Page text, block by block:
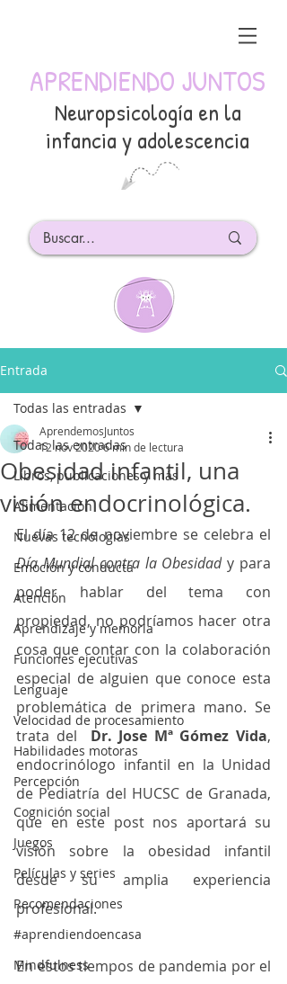
APRENDIENDO JUNTOS
Neuropsicología en la
infancia y adolescencia
Entrada
Todas las entradas
Libros, publicaciones y más
Alimentación
Nuevas tecnologías
Emoción y conducta
Atención
Aprendizaje y memoria
Funciones ejecutivas
Lenguaje
Velocidad de procesamiento
Habilidades motoras
Percepción
Cognición social
Juegos
Películas y series
Recomendaciones
#aprendiendoencasa
Mindfulness
Todas las entradas
Obesidad infantil, una
visión endocrinológica.
AprendemosJuntos
12 nov 20206 min de lectura
Día Mundial contra la Obesidad y para
poder hablar del tema con
propiedad, no podríamos hacer otra
cosa que contar con la colaboración
especial de alguien que conoce esta
problemática de primera mano. Se
trata del
Dr. Jose Mª Gómez Vida,
endocrinólogo infantil en la Unidad
de Pediatría del HUCSC de Granada,
que en este post nos aportará su
visión sobre la obesidad infantil
desde su amplia experiencia
profesional.
En estos tiempos de pandemia por el